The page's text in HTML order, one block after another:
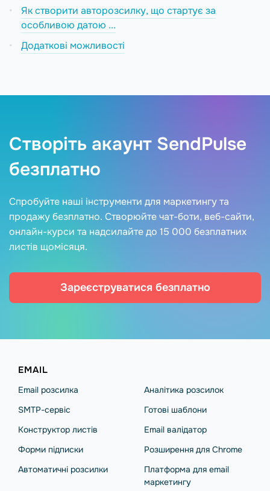
Як створити авторозсилку, що стартує за
особливою датою ...
Додаткові можливості
Створіть акаунт SendPulse
безплатно
Спробуйте наші інструменти для маркетингу та
продажу безплатно. Створюйте чат-боти, веб-сайти,
онлайн-курси та надсилайте до 15 000 безплатних
листів щомісяця.
Зареєструватися безплатно
EMAIL
Email розсилка
SMTP-сервіс
Конструктор листів
Форми підписки
Автоматичні розсилки
Аналітика розсилок
Готові шаблони
Email валідатор
Розширення для Chrome
Платформа для email
маркетингу